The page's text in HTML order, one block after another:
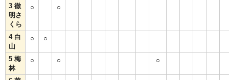
3 徹
明さ
くら
○ ○
4 白
山
○ ○
5 梅
林
○ ○ ○